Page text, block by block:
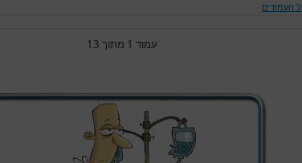
העמודים
עמוד 1 מתוך 13